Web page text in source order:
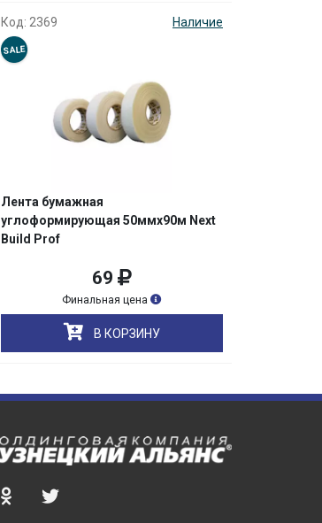
Код: 2369 Наличие
SALE
Лента бумажная
углоформирующая 50ммх90м Next
Build Prof
69
Финальная цена
В КОРЗИНУ